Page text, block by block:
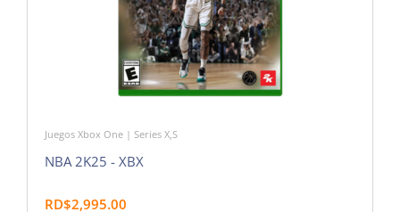
Juegos Xbox One | Series X,S
NBA 2K25 - XBX
RD$2,995.00